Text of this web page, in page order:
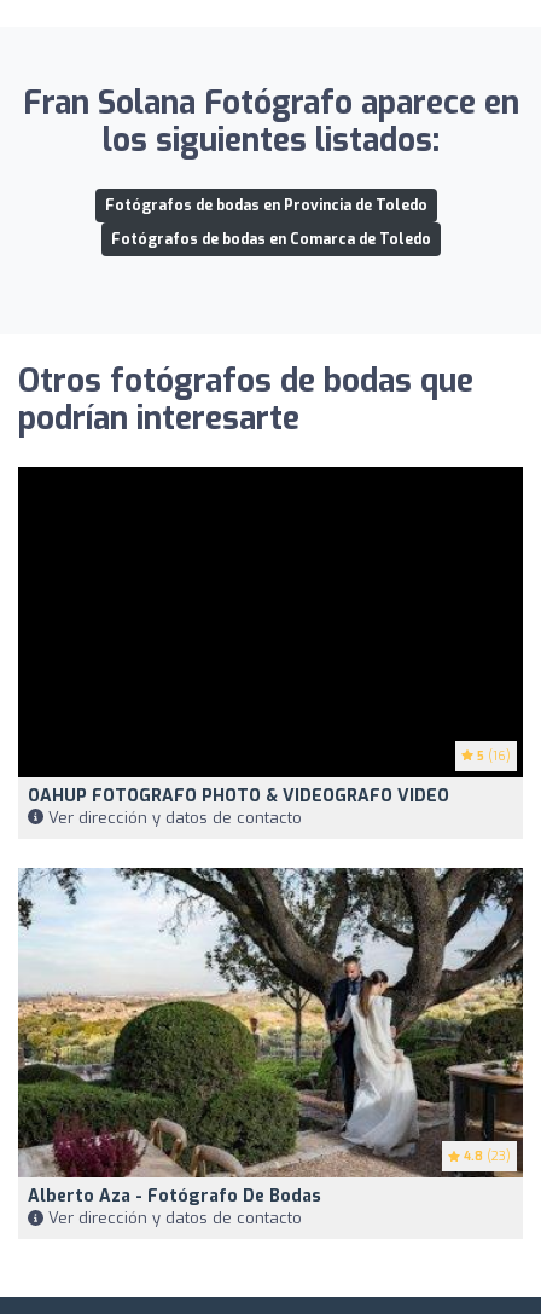
Fran Solana Fotógrafo aparece en
los siguientes listados:
Fotógrafos de bodas en Provincia de Toledo
Fotógrafos de bodas en Comarca de Toledo
Otros fotógrafos de bodas que
podrían interesarte
5 (16)
OAHUP FOTOGRAFO PHOTO & VIDEOGRAFO VIDEO
Ver dirección y datos de contacto
4.8 (23)
Alberto Aza - Fotógrafo De Bodas
Ver dirección y datos de contacto